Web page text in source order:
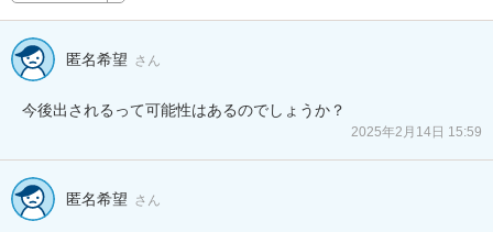
匿名希望 さん
今後出されるって可能性はあるのでしょうか？
2025年2月14日 15:59
匿名希望 さん